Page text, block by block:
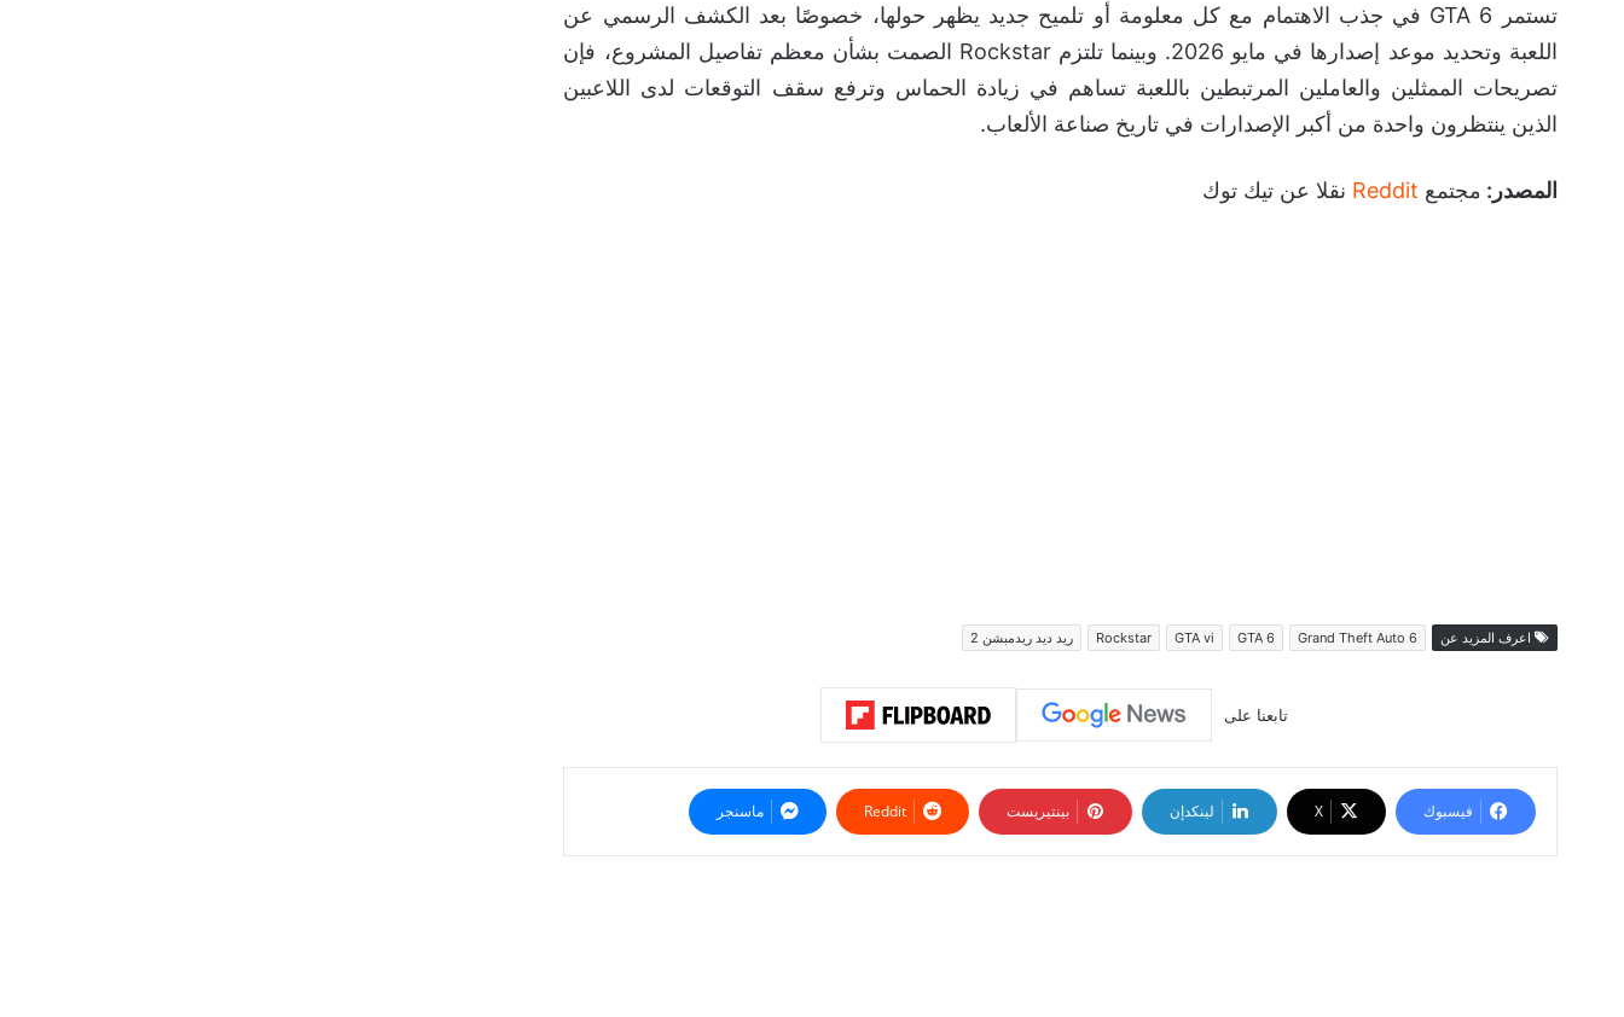
تستمر GTA 6 في جذب الاهتمام مع كل معلومة أو تلميح جديد يظهر حولها، خصوصًا بعد الكشف الرسمي عن
اللعبة وتحديد موعد إصدارها في مايو 2026. وبينما تلتزم Rockstar الصمت بشأن معظم تفاصيل المشروع، فإن
تصريحات الممثلين والعاملين المرتبطين باللعبة تساهم في زيادة الحماس وترفع سقف التوقعات لدى اللاعبين
الذين ينتظرون واحدة من أكبر الإصدارات في تاريخ صناعة الألعاب.
المصدر: مجتمع Reddit نقلا عن تيك توك
اعرف المزيد عن Grand Theft Auto 6
GTA 6
GTA vi
Rockstar ريد ديد ريدمبشن 2
تابعنا على
فيسبوك ‫X لينكدإن بينتيريست ‏Reddit ماسنجر